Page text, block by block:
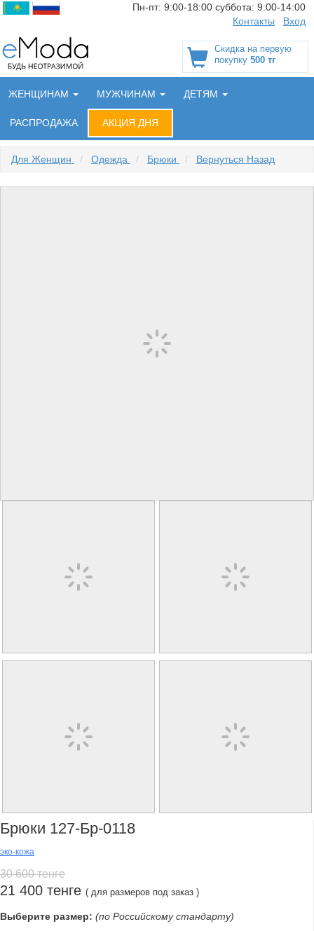
Пн-пт: 9:00-18:00 суббота: 9:00-14:00
Контакты
Вход
Скидка на первую
покупку 500 тг
ЖЕНЩИНАМ МУЖЧИНАМ ДЕТЯМ
РАСПРОДАЖА АКЦИЯ ДНЯ
Для Женщин / Одежда / Брюки / Вернуться Назад
Брюки 127-Бр-0118
эко-кожа
30 600 тенге
21 400 тенге ( для размеров под заказ )
Выберите размер: (по Российскому стандарту)